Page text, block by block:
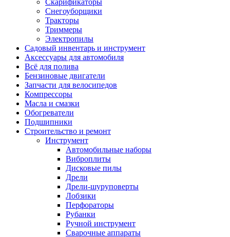
Скарификаторы
Снегоуборщики
Тракторы
Триммеры
Электропилы
Садовый инвентарь и инструмент
Аксессуары для автомобиля
Всё для полива
Бензиновые двигатели
Запчасти для велосипедов
Компрессоры
Масла и смазки
Обогреватели
Подшипники
Строительство и ремонт
Инструмент
Автомобильные наборы
Виброплиты
Дисковые пилы
Дрели
Дрели-шуруповерты
Лобзики
Перфораторы
Рубанки
Ручной инструмент
Сварочные аппараты